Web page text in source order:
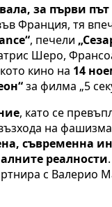
за първи
Франция, тя
, печели
Шеро,
кино на 14
за филма „5
, като се
на
съвременна
реалности
с Валерио